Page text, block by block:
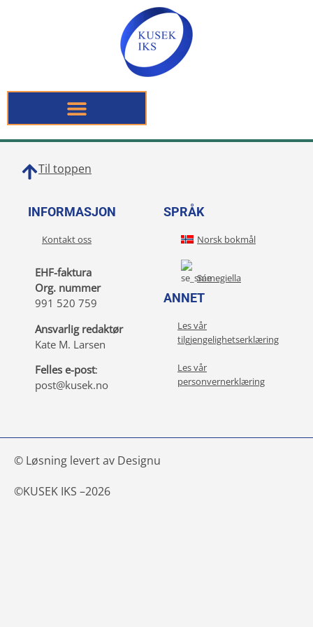
Til toppen
INFORMASJON
Kontakt oss
EHF-faktura
Org. nummer
991 520 759
Ansvarlig redaktør
Kate M. Larsen
Felles e-post:
post@kusek.no
SPRÅK
Norsk bokmål
Sámegiella
ANNET
Les vår
tilgjengelighetserklæring
Les vår
personvernerklæring
© Løsning levert av Designu
©KUSEK IKS –2026